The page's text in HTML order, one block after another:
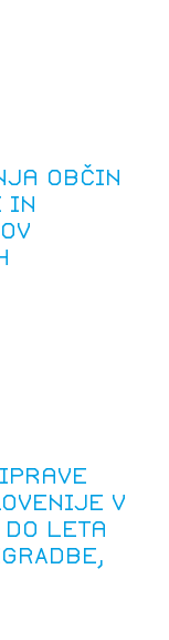
občin
in
v
leta